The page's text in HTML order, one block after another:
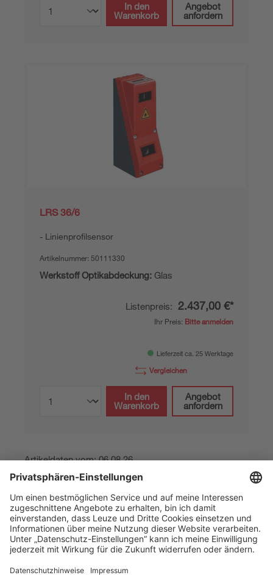
In den
Warenkorb
Angebot
anfordern
LRS 36/6
Linienprofilsensor
Artikelnummer: 50111330
Werkstoff Optikabdeckung: Glas
Listenpreis: 2.437,00 €*
Ihr Preis: Bitte anmelden
Lieferzeit ca. 25 Werktage
Vergleichen
In den
Warenkorb
Angebot
anfordern
Artikeldaten vom: 06.08.26
The Sensor People
Quick Links